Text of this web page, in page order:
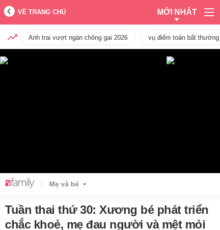
VỀ TRANG CHỦ MỚI NHẤT
Anh trai vượt ngàn chông gai 2026 vụ điểm toán bất
Mẹ và bé
Tuần thai thứ 30: Xương bé phát triển
chắc khoẻ, mẹ đau người và mệt mỏi